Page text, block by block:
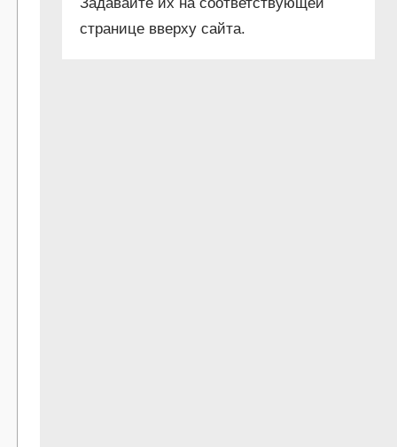
Задавайте их на соответствующей
странице вверху сайта.